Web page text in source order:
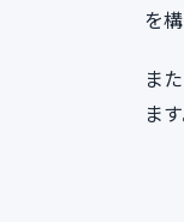
を
ま
ま